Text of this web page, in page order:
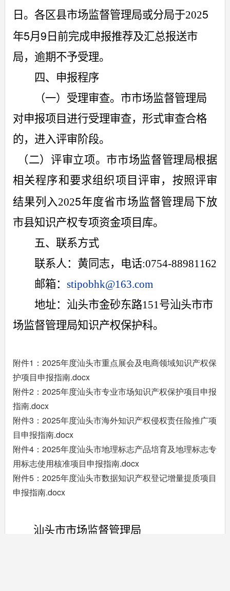
日。各区县市场监督管理局或分局于2025
年5月 9 日前完成申报推荐及汇总报送市
局，逾期不予受理。
四、申报程序
（一）受理审查。市市场监督管理局
对申报项目进行受理审查，形式审查合格
的，进入评审阶段。
（二）评审立项。市市场监督管理局根据
相关程序和要求组织项目评审，按照评审
结果列入2025年度省市场监督管理局下放
市县知识产权专项资金项目 库。
五、联系方式
联系人：黄 同志， 电话:0754-88981162
邮箱：stipobhk@163.com
地址：汕头市金砂东路151 号汕头市市
场监督管理局知识产权保护科。
附件1：2025年度汕头市重点展会及电商领域知识产权保
护项目申报指南.docx
附件2：2025年度汕头市专业市场知识产权保护项目申报
指南.docx
附件3：2025年度汕头市海外知识产权侵权责任险推广项
目申报指南.docx
附件4：2025年度汕头市地理标志产品培育及地理标志专
用标志使用核准项目申报指南.docx
附件5：2025年度汕头市数据知识产权登记增量提质项目
申报指南.docx
汕头市市场监督管理局